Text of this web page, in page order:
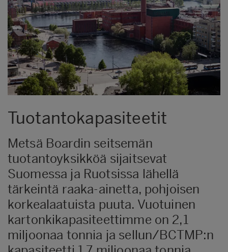
Tuotantokapasiteetit
Metsä Boardin seitsemän
tuotantoyksikköä sijaitsevat
Suomessa ja Ruotsissa lähellä
tärkeintä raaka-ainetta, pohjoisen
korkealaatuista puuta. Vuotuinen
kartonkikapasiteettimme on 2,1
miljoonaa tonnia ja sellun/BCTMP:n